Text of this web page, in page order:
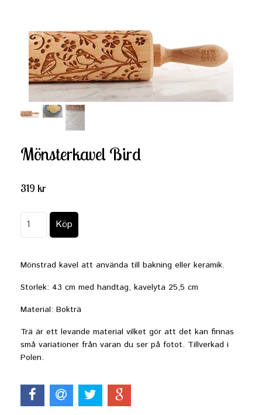
Mönsterkavel Bird
319 kr
Mönstrad kavel att använda till bakning eller keramik.
Storlek: 43 cm med handtag, kavelyta 25,5 cm
Material: Bokträ
Trä är ett levande material vilket gör att det kan finnas
små variationer från varan du ser på fotot. Tillverkad i
Polen.